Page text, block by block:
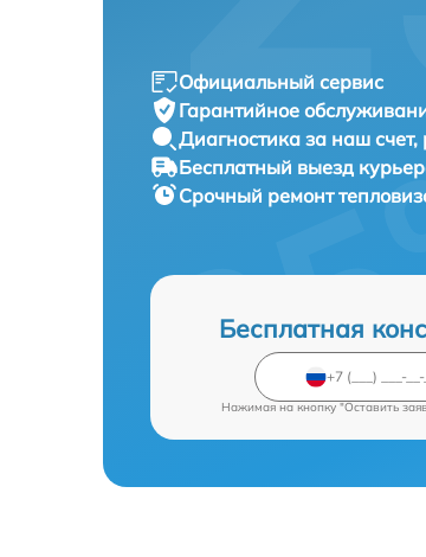
Официальный сервис
Гарантийное
Диагностика за наш счет,
Бесплатный выезд
Срочный ремонт
Бесплатная
Нажимая на кнопку "Оставить